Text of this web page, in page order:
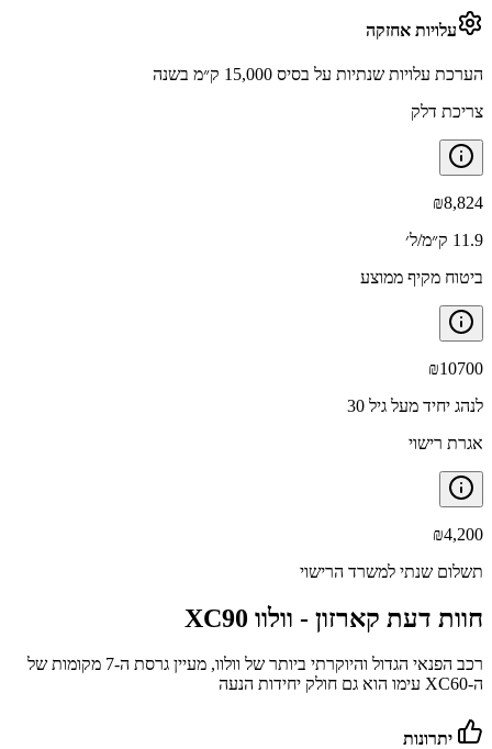
עלויות אחזקה
הערכת עלויות שנתיות על בסיס 15,000 ק״מ בשנה
צריכת דלק
₪8,824
11.9 ק״מ/ל׳
ביטוח מקיף ממוצע
₪10700
לנהג יחיד מעל גיל 30
אגרת רישוי
₪4,200
תשלום שנתי למשרד הרישוי
חוות דעת קארזון - וולוו XC90
רכב הפנאי הגדול והיוקרתי ביותר של וולוו, מעיין גרסת ה-7 מקומות של
ה-XC60 עימו הוא גם חולק יחידות הנעה
יתרונות